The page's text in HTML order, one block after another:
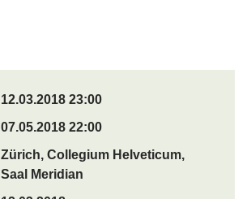
12.03.2018 23:00
07.05.2018 22:00
Zürich, Collegium Helveticum,
Saal Meridian